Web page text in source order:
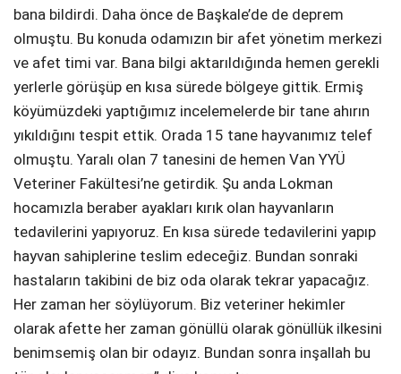
bana bildirdi. Daha önce de Başkale’de de deprem
olmuştu. Bu konuda odamızın bir afet yönetim merkezi
ve afet timi var. Bana bilgi aktarıldığında hemen gerekli
yerlerle görüşüp en kısa sürede bölgeye gittik. Ermiş
köyümüzdeki yaptığımız incelemelerde bir tane ahırın
yıkıldığını tespit ettik. Orada 15 tane hayvanımız telef
olmuştu. Yaralı olan 7 tanesini de hemen Van YYÜ
Veteriner Fakültesi’ne getirdik. Şu anda Lokman
hocamızla beraber ayakları kırık olan hayvanların
tedavilerini yapıyoruz. En kısa sürede tedavilerini yapıp
hayvan sahiplerine teslim edeceğiz. Bundan sonraki
hastaların takibini de biz oda olarak tekrar yapacağız.
Her zaman her söylüyorum. Biz veteriner hekimler
olarak afette her zaman gönüllü olarak gönüllük ilkesini
benimsemiş olan bir odayız. Bundan sonra inşallah bu